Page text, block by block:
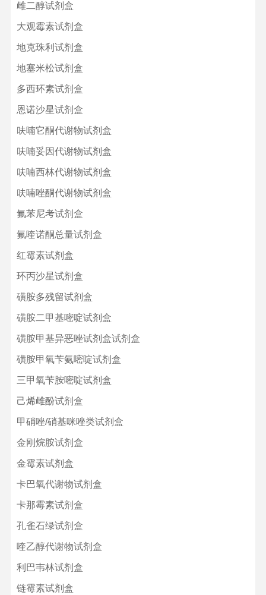
雌二醇试剂盒
大观霉素试剂盒
地克珠利试剂盒
地塞米松试剂盒
多西环素试剂盒
恩诺沙星试剂盒
呋喃它酮代谢物试剂盒
呋喃妥因代谢物试剂盒
呋喃西林代谢物试剂盒
呋喃唑酮代谢物试剂盒
氟苯尼考试剂盒
氟喹诺酮总量试剂盒
红霉素试剂盒
环丙沙星试剂盒
磺胺多残留试剂盒
磺胺二甲基嘧啶试剂盒
磺胺甲基异恶唑试剂盒试剂盒
磺胺甲氧苄氨嘧啶试剂盒
三甲氧苄胺嘧啶试剂盒
己烯雌酚试剂盒
甲硝唑/硝基咪唑类试剂盒
金刚烷胺试剂盒
金霉素试剂盒
卡巴氧代谢物试剂盒
卡那霉素试剂盒
孔雀石绿试剂盒
喹乙醇代谢物试剂盒
利巴韦林试剂盒
链霉素试剂盒